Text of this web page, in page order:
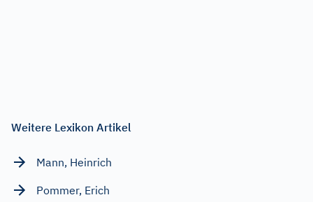
Weitere Lexikon Artikel
Mann, Heinrich
Pommer, Erich